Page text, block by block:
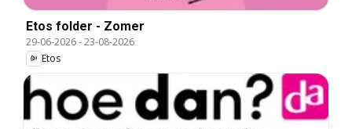
Etos folder - Zomer
29-06-2026-23-08-2026
Etos